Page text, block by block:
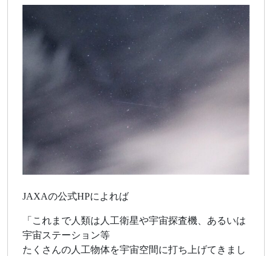
JAXAの公式HPによれば
「これまで人類は人工衛星や宇宙探査機、あるいは
宇宙ステーション等
たくさんの人工物体を宇宙空間に打ち上げてきまし